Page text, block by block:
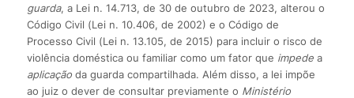
guarda, a Lei n. 14.713, de 30 de outubro de 2023, alterou o
Código Civil (Lei n. 10.406, de 2002) e o Código de
Processo Civil (Lei n. 13.105, de 2015) para incluir o risco de
violência doméstica ou familiar como um fator que impede a
aplicação da guarda compartilhada. Além disso, a lei impõe
ao juiz o dever de consultar previamente o Ministério